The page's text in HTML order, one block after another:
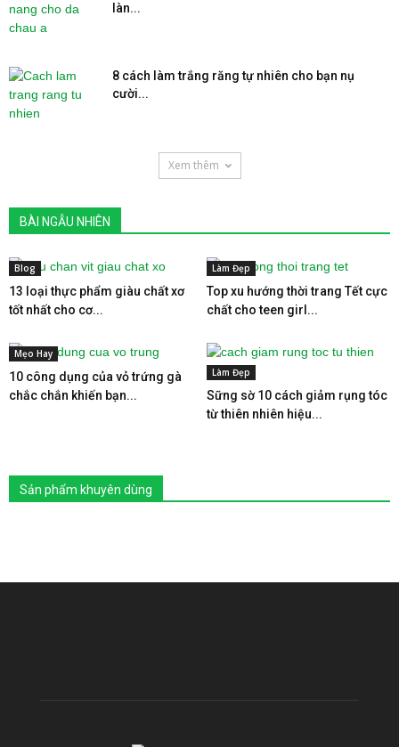
làn...
8 cách làm trắng răng tự nhiên cho bạn nụ
cười...
Xem thêm
BÀI NGẪU NHIÊN
Blog
13 loại thực phẩm giàu chất xơ
tốt nhất cho cơ...
Làm Đẹp
Top xu hướng thời trang Tết cực
chất cho teen girl...
Mẹo Hay
10 công dụng của vỏ trứng gà
chắc chắn khiến bạn...
Làm Đẹp
Sững sờ 10 cách giảm rụng tóc
từ thiên nhiên hiệu...
Sản phẩm khuyên dùng